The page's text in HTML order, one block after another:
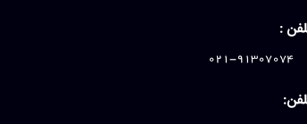
:
021-91307074